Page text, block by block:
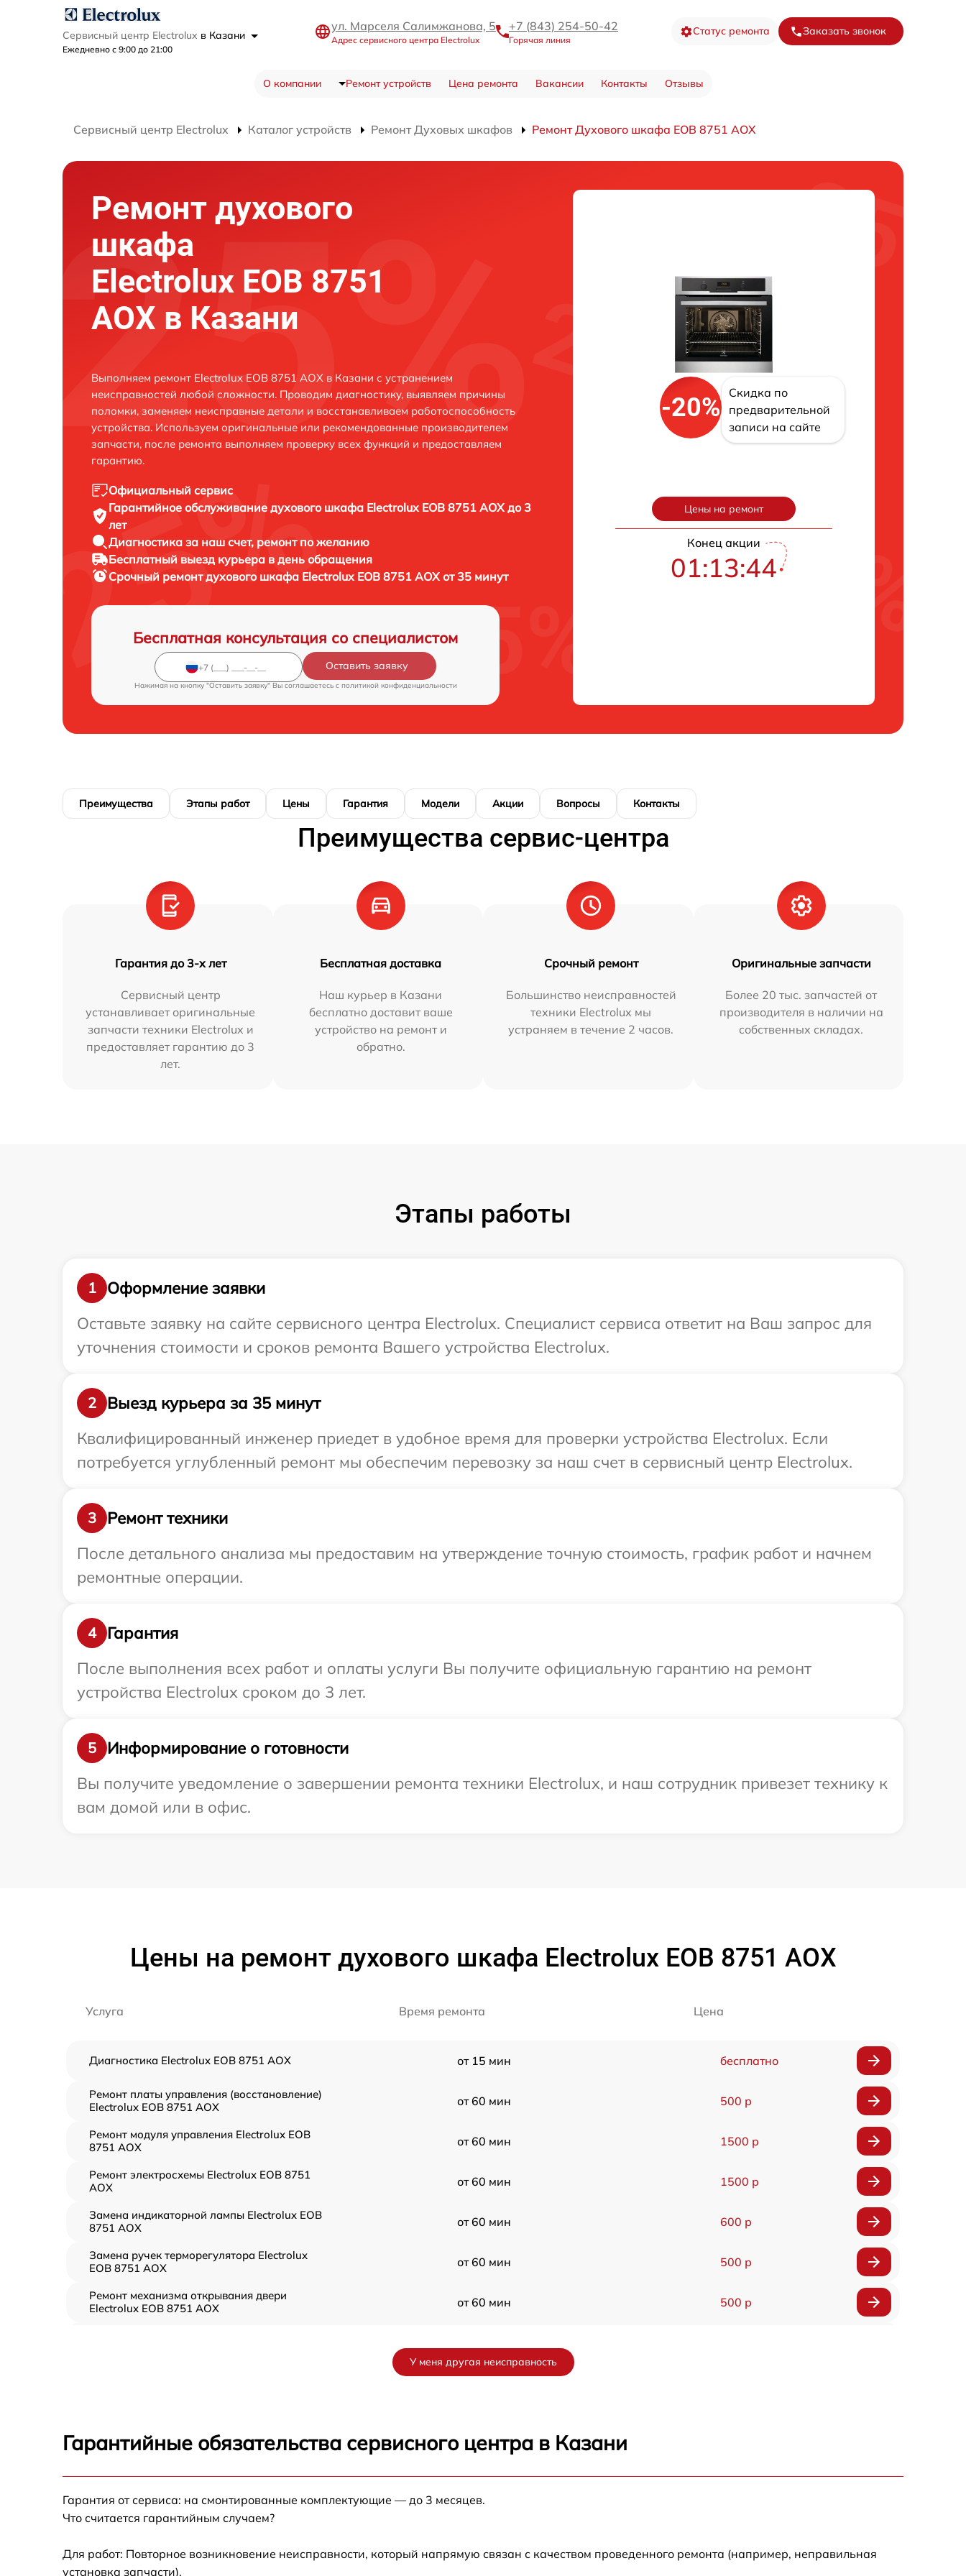
Сервисный центр Electrolux в Казани
Ежедневно с 9:00 до 21:00
ул. Марселя Салимжанова, 5
Адрес сервисного центра Electrolux
+7 (843) 254-50-42
Горячая линия
Статус ремонта Заказать звонок
О компании Ремонт устройств Цена ремонта Вакансии Контакты Отзывы
Сервисный центр Electrolux Каталог устройств Ремонт Духовых шкафов Ремонт Духового шкафа EOB 8751 AOX
Ремонт духового
шкафа
Electrolux EOB 8751
AOX в Казани
Выполняем ремонт Electrolux EOB 8751 AOX в Казани с устранением
неисправностей любой сложности. Проводим диагностику, выявляем причины
поломки, заменяем неисправные детали и восстанавливаем работоспособность
устройства. Используем оригинальные или рекомендованные производителем
запчасти, после ремонта выполняем проверку всех функций и предоставляем
гарантию.
Официальный сервис
Гарантийное обслуживание духового шкафа Electrolux EOB 8751 AOX до 3
лет
Диагностика за наш счет, ремонт по желанию
Бесплатный выезд курьера в день обращения
Срочный ремонтдухового шкафа Electrolux EOB 8751 AOX от 35 минут
Бесплатная консультация со специалистом
Оставить заявку
Нажимая на кнопку "Оставить заявку" Вы соглашаетесь c политикой конфиденциальности
-20%
Скидка по
предварительной
записи на сайте
Цены на ремонт
Конец акции
01:13:43
Преимущества Этапы работ Цены Гарантия Модели Акции Вопросы Контакты
Преимущества сервис-центра
Гарантия до 3-х лет
Сервисный центр
устанавливает оригинальные
запчасти техники Electrolux и
предоставляет гарантию до 3
лет.
Бесплатная доставка
Наш курьер в Казани
бесплатно доставит ваше
устройство на ремонт и
обратно.
Срочный ремонт
Большинство неисправностей
техники Electrolux мы
устраняем в течение 2 часов.
Оригинальные запчасти
Более 20 тыс. запчастей от
производителя в наличии на
собственных складах.
Этапы работы
1
Оформление заявки
Оставьте заявку на сайте сервисного центра Electrolux. Специалист сервиса ответит на Ваш запрос для
уточнения стоимости и сроков ремонта Вашего устройства Electrolux.
2
Выезд курьера за 35 минут
Квалифицированный инженер приедет в удобное время для проверки устройства Electrolux. Если
потребуется углубленный ремонт мы обеспечим перевозку за наш счет в сервисный центр Electrolux.
3
Ремонт техники
После детального анализа мы предоставим на утверждение точную стоимость, график работ и начнем
ремонтные операции.
4
Гарантия
После выполнения всех работ и оплаты услуги Вы получите официальную гарантию на ремонт
устройства Electrolux сроком до 3 лет.
5
Информирование о готовности
Вы получите уведомление о завершении ремонта техники Electrolux, и наш сотрудник привезет технику к
вам домой или в офис.
Цены на ремонт духового шкафа Electrolux EOB 8751 AOX
Услуга Время ремонта Цена
Диагностика Electrolux EOB 8751 AOX от 15 мин бесплатно
Ремонт платы управления (восстановление)
Electrolux EOB 8751 AOX
от 60 мин 500 р
Ремонт модуля управления Electrolux EOB
8751 AOX
от 60 мин 1500 р
Ремонт электросхемы Electrolux EOB 8751
AOX
от 60 мин 1500 р
Замена индикаторной лампы Electrolux EOB
8751 AOX
от 60 мин 600 р
Замена ручек терморегулятора Electrolux
EOB 8751 AOX
от 60 мин 500 р
Ремонт механизма открывания двери
Electrolux EOB 8751 AOX
от 60 мин 500 р
Замена термодатчика Electrolux EOB 8751
от 60 мин
8751 AOX
У меня другая неисправность
Гарантийные обязательства сервисного центра в Казани
Гарантия от сервиса: на смонтированные комплектующие — до 3 месяцев.
Что считается гарантийным случаем?
Для работ: Повторное возникновение неисправности, который напрямую связан с качеством проведенного ремонта (например, неправильная
установка запчасти).